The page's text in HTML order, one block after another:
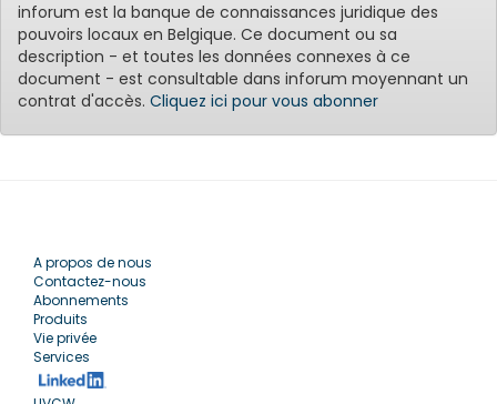
inforum est la banque de connaissances juridique des
pouvoirs locaux en Belgique. Ce document ou sa
description - et toutes les données connexes à ce
document - est consultable dans inforum moyennant un
contrat d'accès. Cliquez ici pour vous abonner
A propos de nous
Contactez-nous
Abonnements
Produits
Vie privée
Services